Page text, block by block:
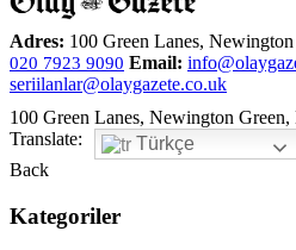
Adres: 100 Green Lanes,
020 7923 9090 Email:
seriilanlar@olaygazete.co.uk
100 Green Lanes, Newington
Translate:
Türkçe
Back
Kategoriler